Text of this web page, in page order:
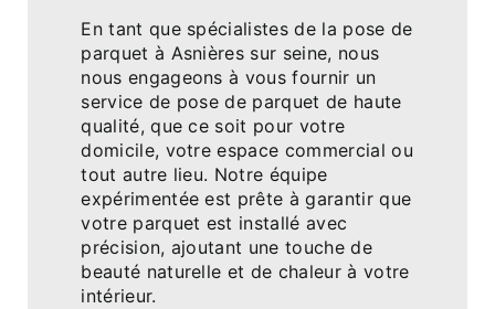
En tant que spécialistes de la pose de
parquet à Asnières sur seine, nous
nous engageons à vous fournir un
service de pose de parquet de haute
qualité, que ce soit pour votre
domicile, votre espace commercial ou
tout autre lieu. Notre équipe
expérimentée est prête à garantir que
votre parquet est installé avec
précision, ajoutant une touche de
beauté naturelle et de chaleur à votre
intérieur.